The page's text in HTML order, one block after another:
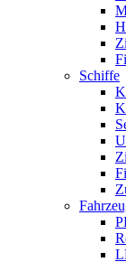
Schiffe